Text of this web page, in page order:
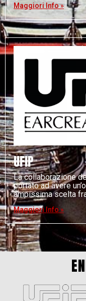
Maggiori Info »
UFIP
La collaborazione
portato ad avere
ampissima scelta
Maggiori Info »